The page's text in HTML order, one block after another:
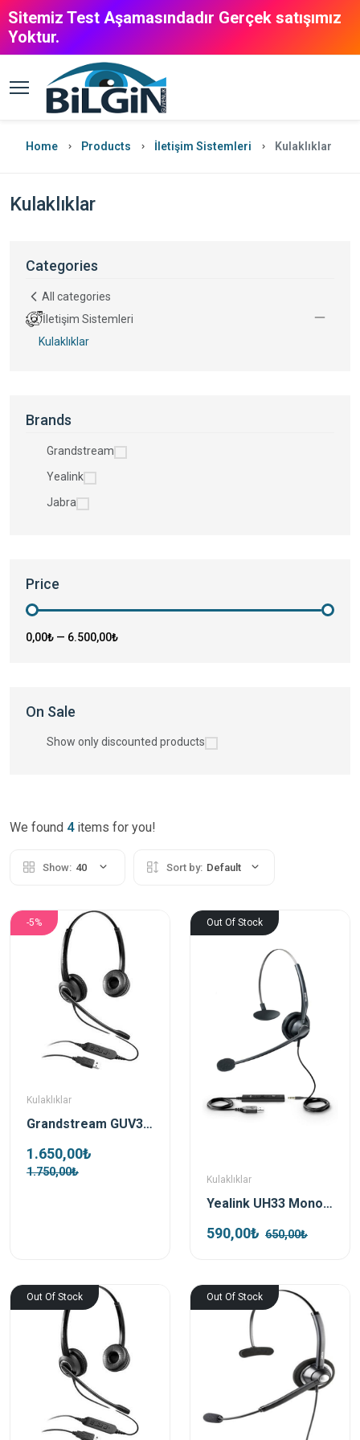
Sitemiz Test Aşamasındadır Gerçek satışımız
Yoktur.
Home Products İletişim Sistemleri Kulaklıklar
Kulaklıklar
Categories
All categories
İletişim Sistemleri
Kulaklıklar
Brands
Grandstream
Yealink
Jabra
Price
0,00₺ — 6.500,00₺
On Sale
Show only discounted products
We found 4items for you!
Show: 40 Sort by: Default
-5%
Kulaklıklar
Grandstream GUV3000 Çift taraflı HD USB Kulaklık
1.650,00₺
1.750,00₺
Out Of Stock
Kulaklıklar
Yealink UH33 Mono USB Çağrı Merkezi Kulaklığı
590,00₺ 650,00₺
Out Of Stock Out Of Stock